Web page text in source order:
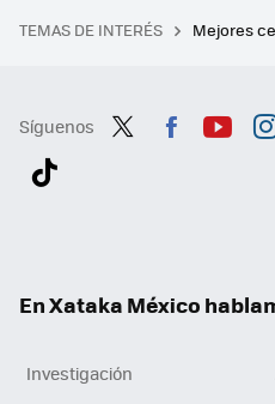
TEMAS DE INTERÉS Mejores
Síguenos
En Xataka México
Investigación